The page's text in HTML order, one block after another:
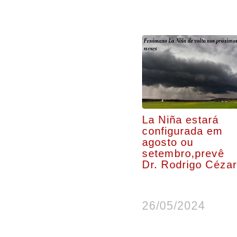
La Niña estará
configurada em
agosto ou
setembro,prevê
Dr. Rodrigo Cézar
26/05/2024